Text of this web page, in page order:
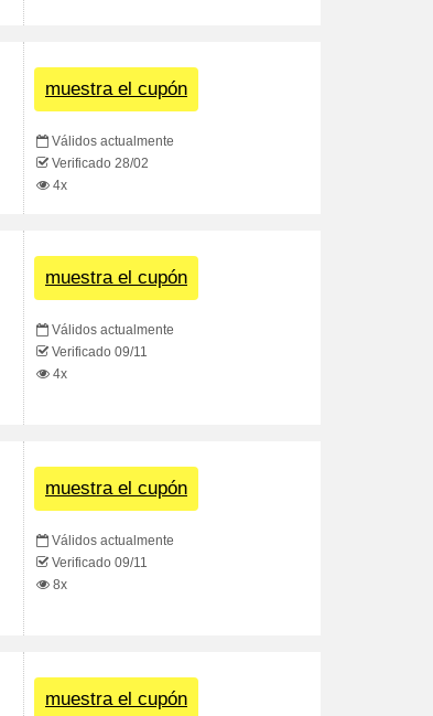
muestra el cupón
Válidos actualmente
Verificado 28/02
4x
muestra el cupón
Válidos actualmente
Verificado 09/11
4x
muestra el cupón
Válidos actualmente
Verificado 09/11
8x
muestra el cupón